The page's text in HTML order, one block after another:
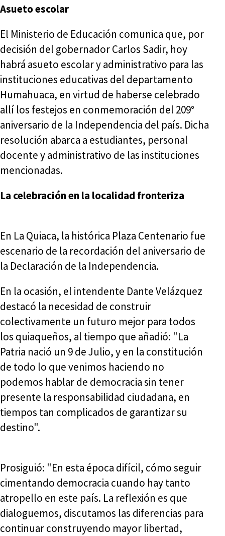
Asueto escolar
El Ministerio de Educación comunica que, por
decisión del gobernador Carlos Sadir, hoy
habrá asueto escolar y administrativo para las
instituciones educativas del departamento
Humahuaca, en virtud de haberse celebrado
allí los festejos en conmemoración del 209°
aniversario de la Independencia del país. Dicha
resolución abarca a estudiantes, personal
docente y administrativo de las instituciones
mencionadas.
La celebración en la localidad fronteriza
En La Quiaca, la histórica Plaza Centenario fue
escenario de la recordación del aniversario de
la Declaración de la Independencia.
En la ocasión, el intendente Dante Velázquez
destacó la necesidad de construir
colectivamente un futuro mejor para todos
los quiaqueños, al tiempo que añadió: "La
Patria nació un 9 de Julio, y en la constitución
de todo lo que venimos haciendo no
podemos hablar de democracia sin tener
presente la responsabilidad ciudadana, en
tiempos tan complicados de garantizar su
destino".
Prosiguió: "En esta época difícil, cómo seguir
cimentando democracia cuando hay tanto
atropello en este país. La reflexión es que
dialoguemos, discutamos las diferencias para
continuar construyendo mayor libertad,